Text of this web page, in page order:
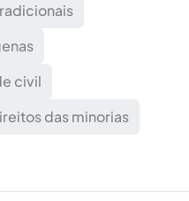
civil
das minorias